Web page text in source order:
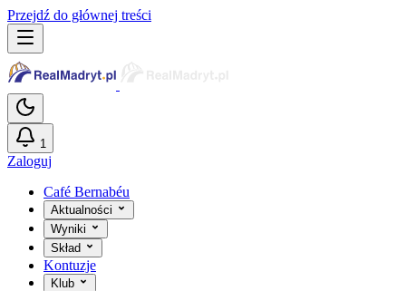
Przejdź do głównej treści
1
Zaloguj
Café Bernabéu
Aktualności
Wyniki
Skład
Kontuzje
Klub